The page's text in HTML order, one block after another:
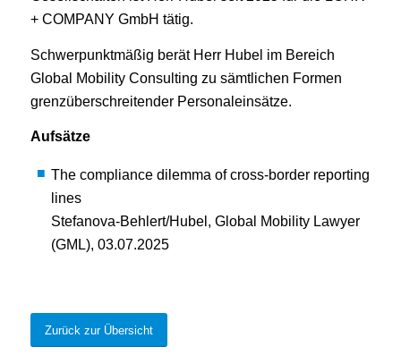
+ COMPANY GmbH tätig.
Schwerpunktmäßig berät Herr Hubel im Bereich
Global Mobility Consulting zu sämtlichen Formen
grenzüberschreitender Personaleinsätze.
Aufsätze
The compliance dilemma of cross-border reporting
lines
Stefanova-Behlert/Hubel, Global Mobility Lawyer
(GML), 03.07.2025
Zurück zur Übersicht